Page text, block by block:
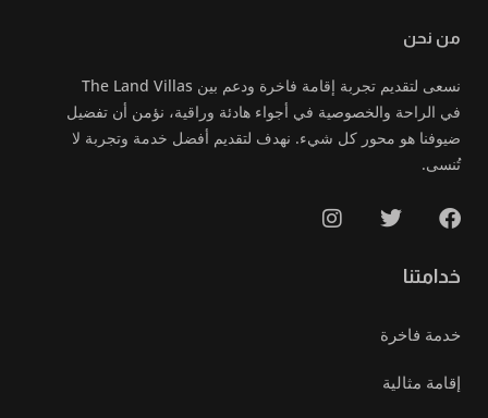
من نحن
نسعى لتقديم تجربة إقامة فاخرة ودعم بين The Land Villas
في الراحة والخصوصية في أجواء هادئة وراقية، نؤمن أن تفضيل
ضيوفنا هو محور كل شيء. نهدف لتقديم أفضل خدمة وتجربة لا
تُنسى.
خدامتنا
خدمة فاخرة
إقامة مثالية